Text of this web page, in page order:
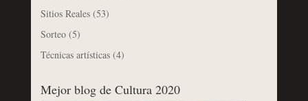
Sitios Reales(53)
Sorteo(5)
Técnicas artísticas(4)
Mejor blog de Cultura 2020